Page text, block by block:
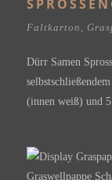
Faltkarton ,
Dürr Samen
(innen weiß) und